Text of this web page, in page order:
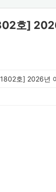
호]
호] 2026년